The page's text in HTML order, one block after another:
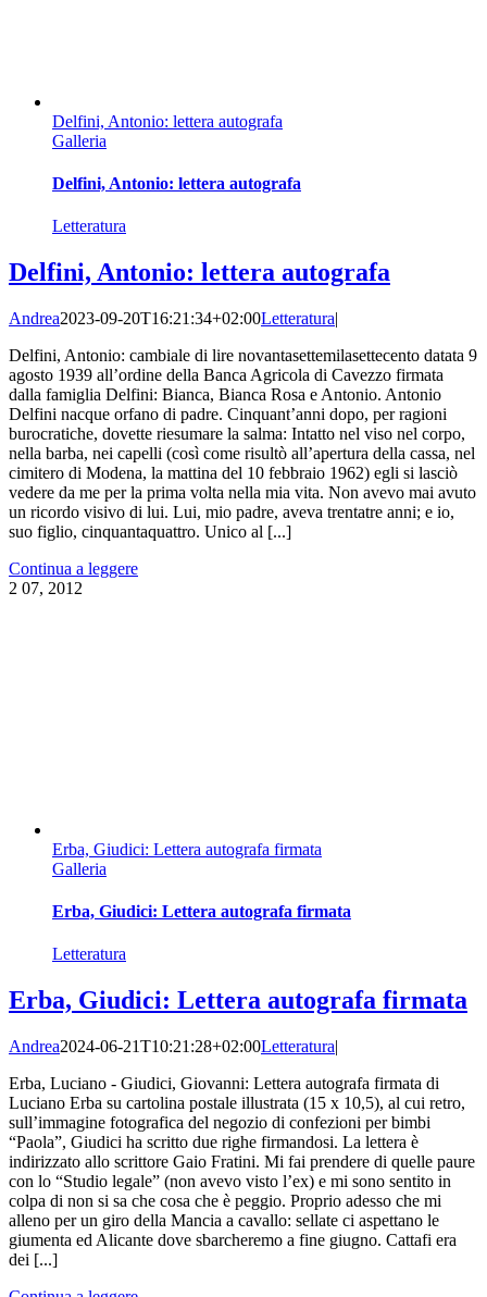
Delfini, Antonio: lettera autografa
Galleria
Delfini, Antonio: lettera autografa
Letteratura
Delfini, Antonio: lettera autografa
Andrea2023-09-20T16:21:34+02:00Letteratura|
Delfini, Antonio: cambiale di lire novantasettemilasettecento datata 9
agosto 1939 all’ordine della Banca Agricola di Cavezzo firmata
dalla famiglia Delfini: Bianca, Bianca Rosa e Antonio. Antonio
Delfini nacque orfano di padre. Cinquant’anni dopo, per ragioni
burocratiche, dovette riesumare la salma: Intatto nel viso nel corpo,
nella barba, nei capelli (così come risultò all’apertura della cassa, nel
cimitero di Modena, la mattina del 10 febbraio 1962) egli si lasciò
vedere da me per la prima volta nella mia vita. Non avevo mai avuto
un ricordo visivo di lui. Lui, mio padre, aveva trentatre anni; e io,
suo figlio, cinquantaquattro. Unico al [...]
Continua a leggere
2 07, 2012
Erba, Giudici: Lettera autografa firmata
Galleria
Erba, Giudici: Lettera autografa firmata
Letteratura
Erba, Giudici: Lettera autografa firmata
Andrea2024-06-21T10:21:28+02:00Letteratura|
Erba, Luciano - Giudici, Giovanni: Lettera autografa firmata di
Luciano Erba su cartolina postale illustrata (15 x 10,5), al cui retro,
sull’immagine fotografica del negozio di confezioni per bimbi
“Paola”, Giudici ha scritto due righe firmandosi. La lettera è
indirizzato allo scrittore Gaio Fratini. Mi fai prendere di quelle paure
con lo “Studio legale” (non avevo visto l’ex) e mi sono sentito in
colpa di non si sa che cosa che è peggio. Proprio adesso che mi
alleno per un giro della Mancia a cavallo: sellate ci aspettano le
giumenta ed Alicante dove sbarcheremo a fine giugno. Cattafi era
dei [...]